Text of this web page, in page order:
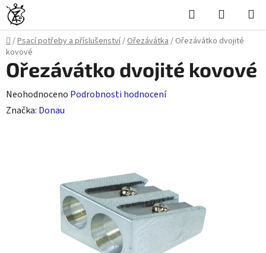
Přejít
na
obsah
Hledat
KOŠÍK
Domů
/Psací potřeby a příslušenství/Ořezávátka/ Ořezávátko dvojité
kovové
Ořezávátko dvojité kovové
Průměrné
hodnocení
Neohodnoceno Podrobnosti hodnocení
Značka: Donau